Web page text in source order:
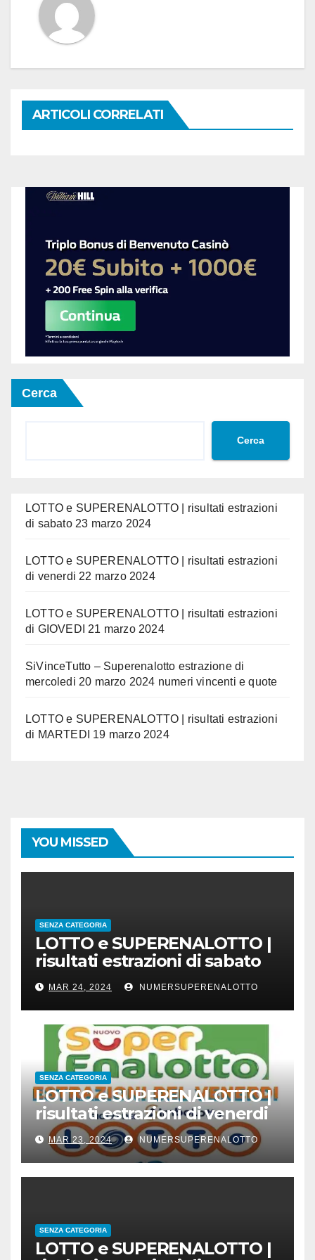
ARTICOLI CORRELATI
Cerca
Cerca
LOTTO e SUPERENALOTTO | risultati estrazioni
di sabato 23 marzo 2024
LOTTO e SUPERENALOTTO | risultati estrazioni
di venerdi 22 marzo 2024
LOTTO e SUPERENALOTTO | risultati estrazioni
di GIOVEDI 21 marzo 2024
SiVinceTutto – Superenalotto estrazione di
mercoledi 20 marzo 2024 numeri vincenti e quote
LOTTO e SUPERENALOTTO | risultati estrazioni
di MARTEDI 19 marzo 2024
YOU MISSED
SENZA CATEGORIA
LOTTO e SUPERENALOTTO |
risultati estrazioni di sabato
23 marzo 2024
MAR 24, 2024 NUMERSUPERENALOTTO
SENZA CATEGORIA
LOTTO e SUPERENALOTTO |
risultati estrazioni di venerdi
22 marzo 2024
MAR 23, 2024 NUMERSUPERENALOTTO
SENZA CATEGORIA
LOTTO e SUPERENALOTTO |